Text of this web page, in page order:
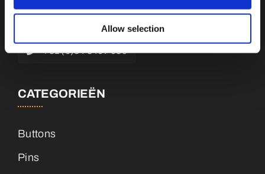
Allow selection
+31 (0)34 8407 089
CATEGORIEËN
Buttons
Pins